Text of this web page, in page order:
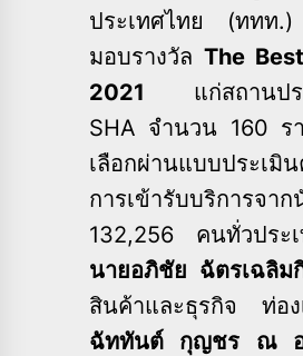
ประเทศไทย (ททท.)
มอบรางวัลThe
2021 แก่สถานประ
SHA จำนวน 160 ร
เลือกผ่านแบบประเมิ
การเข้ารับบริการจ
132,256 คนทั่วประเ
นายอภิชัย ฉัตรเฉลิม
สินค้าและธุรกิจ ท่
ฉัททันต์ กุญชร ณ อ